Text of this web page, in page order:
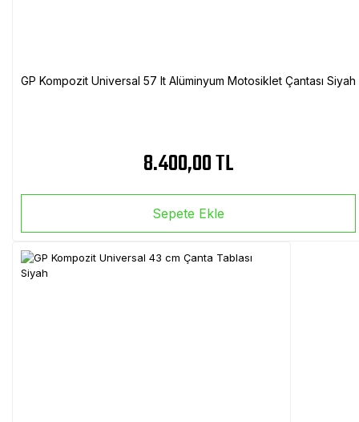
GP Kompozit Universal 57 lt Alüminyum Motosiklet Çantası Siyah
8.400,00 TL
Sepete Ekle